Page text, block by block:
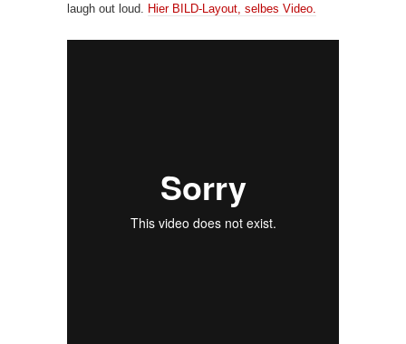
laugh out loud. Hier BILD-Layout, selbes Video.